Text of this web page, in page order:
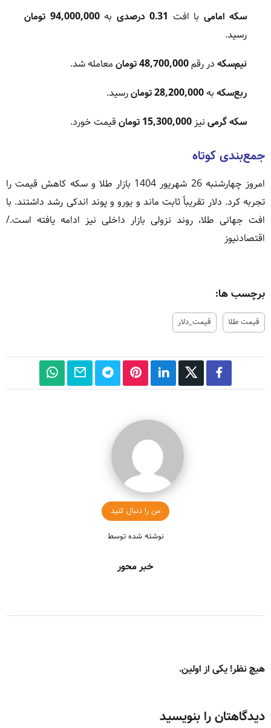
سکه امامی با افت 0.31 درصدی به94,000,000 تومان
رسید.
نیم‌سکه در رقم48,700,000 تومان
معامله شد.
ربع‌سکه به28,200,000 تومان
رسید.
سکه گرمی نیز 15,300,000 تومان قیمت خورد.
جمع‌بندی کوتاه
امروز چهارشنبه 26 شهریور 1404 بازار طلا و سکه کاهش قیمت را
تجربه کرد. دلار تقریباً ثابت ماند و یورو و پوند اندکی رشد داشتند. با
افت جهانی طلا، روند نزولی بازار داخلی نیز ادامه یافته است./
اقتصادنیوز
برچسب ها:
قیمت طلا قیمت_دلار
من را دنبال کنید
نوشته شده توسط
خبر محور
هیچ نظر! یکی از اولین.
دیدگاهتان را بنویسید